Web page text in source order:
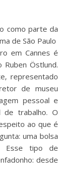
de São Paulo
em Cannes é
Östlund.
representado
de museu
pessoal e
de trabalho. O
ao que é
uma bolsa
Esse tipo de
desde